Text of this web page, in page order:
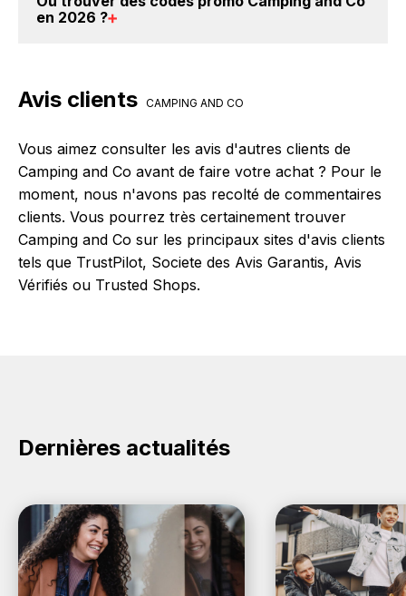
apparaître le cashback dans votre cagnotte au plus
compte gratuitement pour cumuler vos réductions
en 2026 ?
Camping and Co sont disponibles sur notre site
dans le paragraphe codes promo Camping and Co.
Avis clients CAMPING AND CO
Vous aimez consulter les avis d'autres clients de
Camping and Co avant de faire votre achat ? Pour le
moment, nous n'avons pas recolté de commentaires
clients. Vous pourrez très certainement trouver
Camping and Co sur les principaux sites d'avis clients
tels que TrustPilot, Societe des Avis Garantis, Avis
Vérifiés ou Trusted Shops.
Dernières actualités